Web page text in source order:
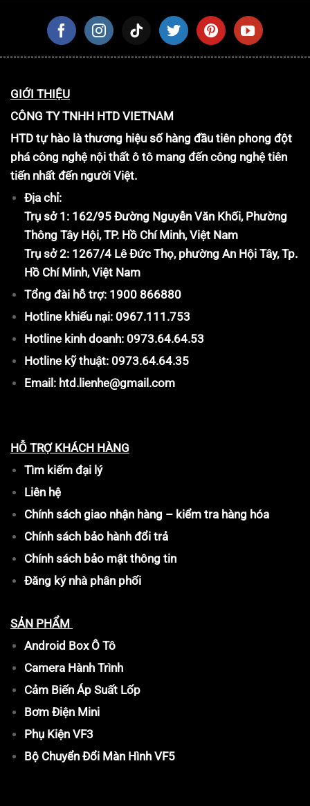
GIỚI THIỆU
CÔNG TY TNHH HTD VIETNAM
HTD tự hào là thương hiệu số hàng đầu tiên phong đột
phá công nghệ nội thất ô tô mang đến công nghệ tiên
tiến nhất đến người Việt.
Địa chỉ:
Trụ sở 1: 162/95 Đường Nguyễn Văn Khối, Phường
Thông Tây Hội, TP. Hồ Chí Minh, Việt Nam
Trụ sở 2: 1267/4 Lê Đức Thọ, phường An Hội Tây, Tp.
Hồ Chí Minh, Việt Nam
Tổng đài hỗ trợ: 1900 866880
Hotline khiếu nại: 0967.111.753
Hotline kinh doanh: 0973.64.64.53
Hotline kỹ thuật: 0973.64.64.35
Email: htd.lienhe@gmail.com
HỖ TRỢ KHÁCH HÀNG
Tìm kiếm đại lý
Liên hệ
Chính sách giao nhận hàng – kiểm tra hàng hóa
Chính sách bảo hành đổi trả
Chính sách bảo mật thông tin
Đăng ký nhà phân phối
SẢN PHẨM
Android Box Ô Tô
Camera Hành Trình
Cảm Biến Áp Suất Lốp
Bơm Điện Mini
Phụ Kiện VF3
Bộ Chuyển Đổi Màn Hình VF5